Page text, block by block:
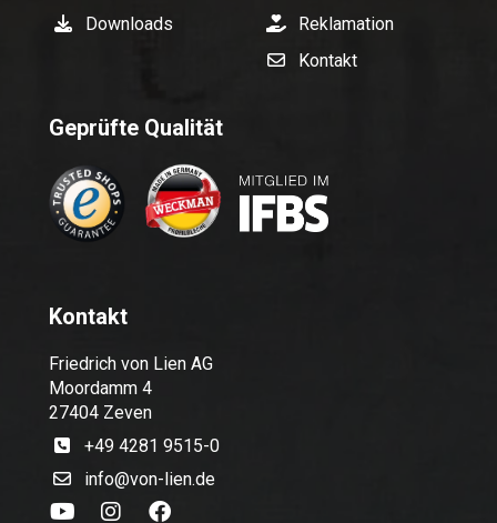
Downloads
Reklamation
Kontakt
Geprüfte Qualität
Kontakt
Friedrich von Lien AG
Moordamm 4
27404 Zeven
+49 4281 9515-0
info@von-lien.de